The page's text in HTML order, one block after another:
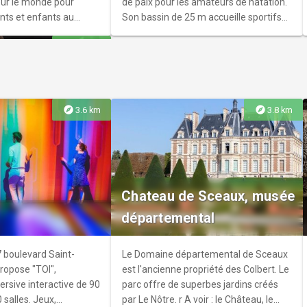
et enfants au
Son bassin de 25 m accueille sportifs
pour s'adapter à tous les emplois du
temps. Que vous soyez passionné de
natation ou en quête de bien-être, cet
espace aquatique saura répondre à
toutes vos attentes.
rendez-vous à Tous
ou redécouvrir
explore 3.6 km
boulevard Saint-
"TOI",
interactive de 90
salles. Jeux,
explore 3.8 km
Chateau de Sceaux, musée
départemental
Le Domaine départemental de Sceaux
est l'ancienne propriété des Colbert. Le
parc offre de superbes jardins créés
par Le Nôtre. r A voir : le Château, le